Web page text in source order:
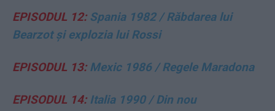
EPISODUL 12:Spania 1982 / Răbdarea lui
Bearzot și explozia lui Rossi
EPISODUL 13:Mexic 1986 / Regele Maradona
EPISODUL 14:Italia 1990 / Din nou